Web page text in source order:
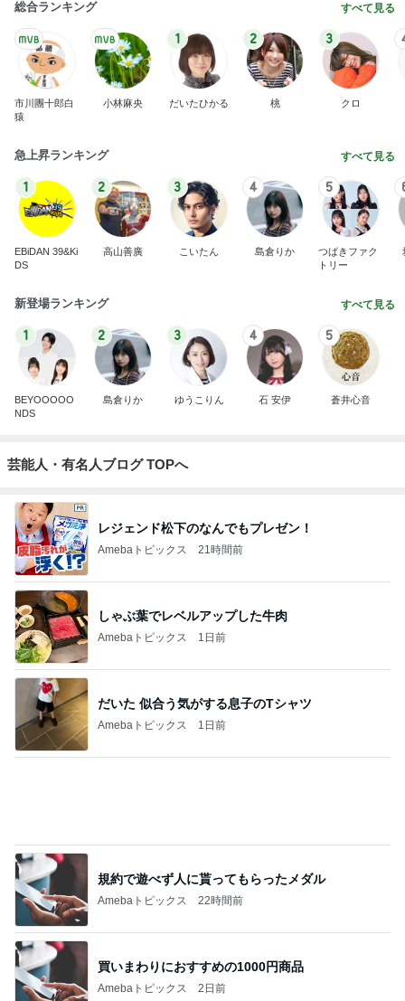
総合ランキング すべて見る
市川團十郎白
猿
小林麻央
1
だいたひかる
2
桃
3
クロ
急上昇ランキング すべて見る
1
EBiDAN 39&Ki
DS
2
高山善廣
3
こいたん
4
島倉りか
5
つばきファク
トリー
新登場ランキング すべて見る
1
BEYOOOOO
NDS
2
島倉りか
3
ゆうこりん
4
石 安伊
5
蒼井心音
芸能人・有名人ブログ TOPへ
レジェンド松下のなんでもプレゼン！
Amebaトピックス 21時間前
しゃぶ葉でレベルアップした牛肉
Amebaトピックス 1日前
だいた 似合う気がする息子のTシャツ
Amebaトピックス 1日前
買いまわりにおすすめの1000円商品
Amebaトピックス 2日前